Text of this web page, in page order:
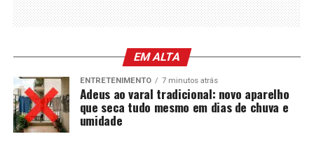
EM ALTA
ENTRETENIMENTO 7 minutos atrás
Adeus ao varal tradicional: novo aparelho
que seca tudo mesmo em dias de chuva e
umidade